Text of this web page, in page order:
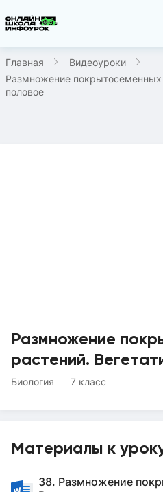
Главная
Видеоуроки
Размножение покрытосеменных
половое
Размножение
растений.
Биология 7 класс
Материалы к
38. Размножение